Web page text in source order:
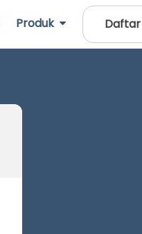
Produk Daftar